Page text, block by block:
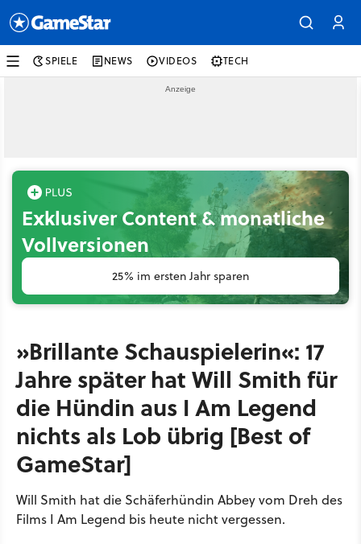
SPIELE NEWS VIDEOS TECH
Exklusiver Content & monatliche
Vollversionen
25% im ersten Jahr sparen
»Brillante Schauspielerin«: 17
Jahre später hat Will Smith für
die Hündin aus I Am Legend
nichts als Lob übrig [Best of
GameStar]
Will Smith hat die Schäferhündin Abbey vom Dreh des
Films I Am Legend bis heute nicht vergessen.